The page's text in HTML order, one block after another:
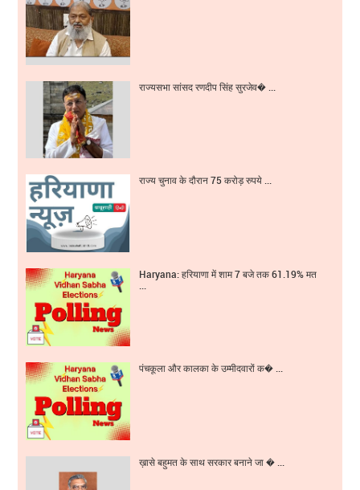
राज्यसभा सांसद रणदीप सिंह सुरजेव� ...
राज्य चुनाव के दौरान 75 करोड़ रुपये ...
Haryana: हरियाणा में शाम 7 बजे तक 61.19% मत
पंचकूला और कालका के उम्मीदवारों क� ...
ख़ासे बहुमत के साथ सरकार बनाने जा � ...